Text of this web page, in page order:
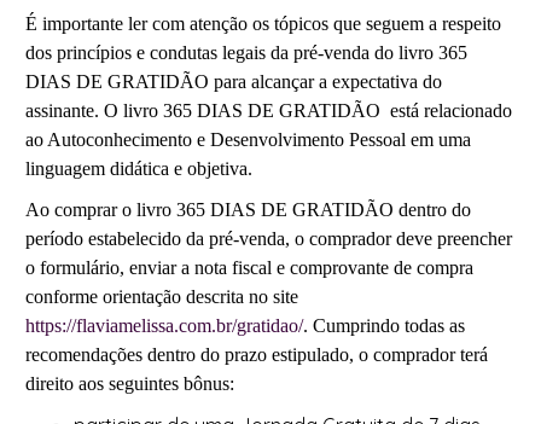
É importante ler com atenção os tópicos que seguem a respeito
dos princípios e condutas legais da pré-venda do livro 365
DIAS DE GRATIDÃO para alcançar a expectativa do
assinante. O livro 365 DIAS DE GRATIDÃO está relacionado
ao Autoconhecimento e Desenvolvimento Pessoal em uma
linguagem didática e objetiva.
Ao comprar o livro 365 DIAS DE GRATIDÃO dentro do
período estabelecido da pré-venda, o comprador deve preencher
o formulário, enviar a nota fiscal e comprovante de compra
conforme orientação descrita no site
https://flaviamelissa.com.br/gratidao/. Cumprindo todas as
recomendações dentro do prazo estipulado, o comprador terá
direito aos seguintes bônus: